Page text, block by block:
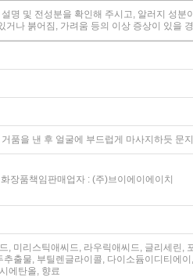
명 및 전성분을 확인해 주시고, 알러지 성분
거나 붉어짐, 가려움 등의 이상 증상이 있을
품을 낸 후 얼굴에 부드럽게 마사지하듯 문
장품책임판매업자 : (주)브이에이에이치
, 미리스틱애씨드, 라우릭애씨드, 글리세린
출물, 부틸렌글라이콜, 다이소듐이디티에
에탄올, 향료